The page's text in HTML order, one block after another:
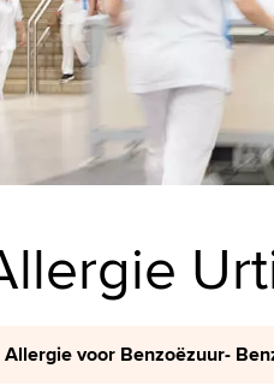
Allergie voor Benzoëzuur-